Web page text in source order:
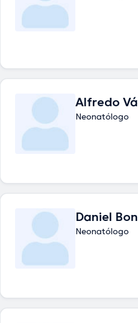
Alfredo
Neonatólogo
Daniel
Neonatólogo